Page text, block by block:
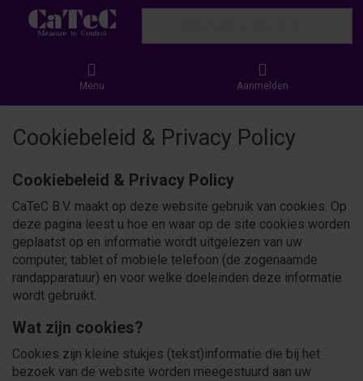
Menu Aanmelden
Cookiebeleid & Privacy Policy
Cookiebeleid & Privacy Policy
CaTeC B.V. maakt op deze website gebruik van cookies. Op
deze pagina leest u hoe en waar op de site cookies worden
geplaatst op en informatie wordt uitgelezen van uw
computer, tablet of mobiele telefoon (de zogenaamde
randapparatuur) en voor welke doeleinden deze informatie
wordt gebruikt.
Wat zijn cookies?
Cookies zijn kleine stukjes (tekst)informatie die bij het
bezoek van de website worden meegestuurd aan uw